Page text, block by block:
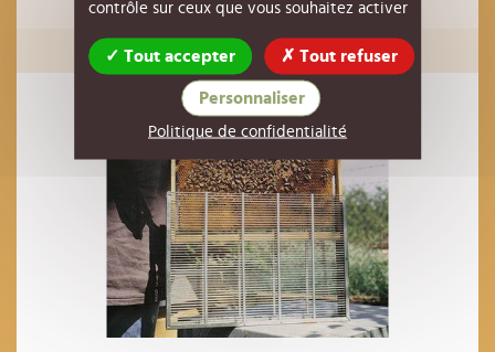
contrôle sur ceux que vous souhaitez activer
Tout accepter Tout refuser
Personnaliser
Politique de confidentialité